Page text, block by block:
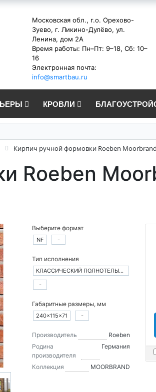
Московская обл., г.о. Орехово-
Зуево, г. Ликино-Дулёво, ул.
Ленина, дом 2А
Время работы: Пн–Пт: 9–18, Сб: 10–
16
Электронная почта:
info@smartbau.ru
КРОВЛИ
Кирпич ручной формовки Roeben
Roeben
Выберите формат
NF -
Тип исполнения
КЛАССИЧЕСКИЙ ПОЛНОТЕЛЫЙ КИРПИЧ
-
Габаритные размеры, мм
240×115×71 -
Производитель
Roeben
Родина
производителя
Германия
Коллекция MOORBRAND